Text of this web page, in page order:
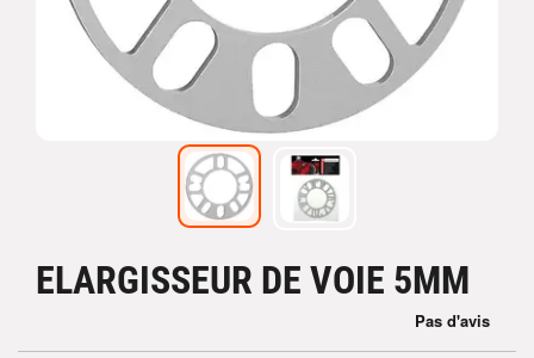
ELARGISSEUR DE VOIE 5MM